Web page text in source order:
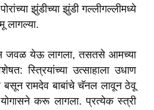
झुंडीच्या झुंडी गल्लीगल्लीमध्ये
लागल्या.
जवळ येऊ लागला, तसतसे आमच्या
स्त्रियांच्या उत्साहाला उधाण
बसून रामदेव बाबांचे चॅनल लावून ठेवू
करू लागला. प्रत्येक स्त्री